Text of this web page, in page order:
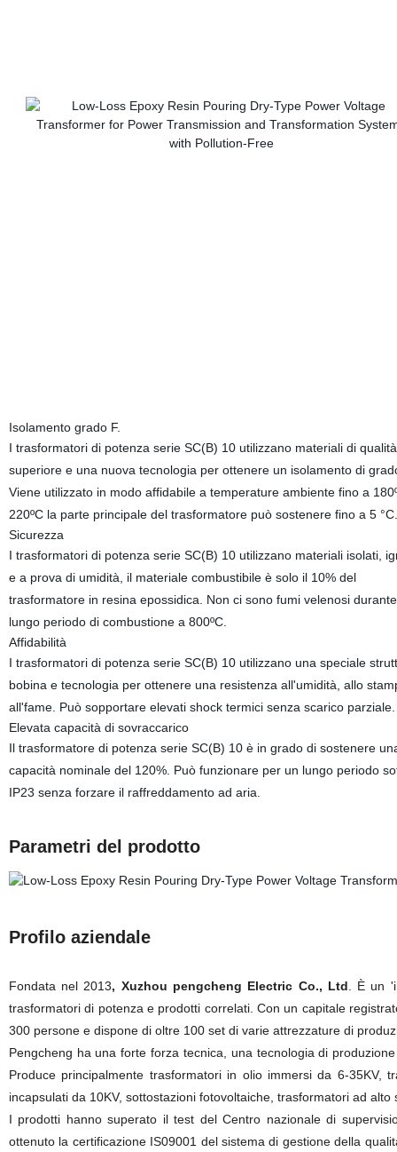
Isolamento grado F.
I trasformatori di potenza serie SC(B) 10 utilizzano materiali di qualità
superiore e una nuova tecnologia per ottenere un isolamento di
Viene utilizzato in modo affidabile a temperature ambiente fino a
220ºC la parte principale del trasformatore può sostenere fino a 5 °C.
Sicurezza
I trasformatori di potenza serie SC(B) 10 utilizzano materiali isolati,
e a prova di umidità, il materiale combustibile è solo il 10% del
trasformatore in resina epossidica. Non ci sono fumi velenosi
lungo periodo di combustione a 800ºC.
Affidabilità
I trasformatori di potenza serie SC(B) 10 utilizzano una speciale
bobina e tecnologia per ottenere una resistenza all'umidità, allo
all'fame. Può sopportare elevati shock termici senza scarico parziale.
Elevata capacità di sovraccarico
Il trasformatore di potenza serie SC(B) 10 è in grado di sostenere
capacità nominale del 120%. Può funzionare per un lungo periodo
IP23 senza forzare il raffreddamento ad aria.
Parametri del prodotto
Profilo aziendale
Fondata nel 2013, Xuzhou pengcheng Electric Co., Ltd . È un
trasformatori di potenza e prodotti correlati. Con un capitale
300 persone e dispone di oltre 100 set di varie attrezzature di
Pengcheng ha una forte forza tecnica, una tecnologia di
Produce principalmente trasformatori in olio immersi da 6-
incapsulati da 10KV, sottostazioni fotovoltaiche, trasformatori ad
I prodotti hanno superato il test del Centro nazionale di
ottenuto la certificazione IS09001 del sistema di gestione della